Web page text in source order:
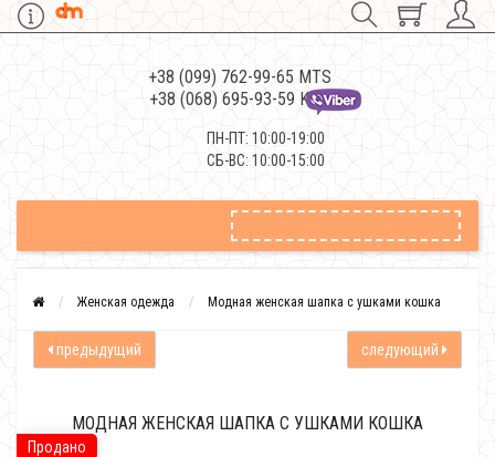
+38 (099) 762-99-65 MTS
+38 (068) 695-93-59 Kievstar
ПН-ПТ: 10:00-19:00
СБ-ВС: 10:00-15:00
Женская одежда Модная женская шапка с ушками кошка
предыдущий следующий
Продано
МОДНАЯ ЖЕНСКАЯ ШАПКА С УШКАМИ КОШКА